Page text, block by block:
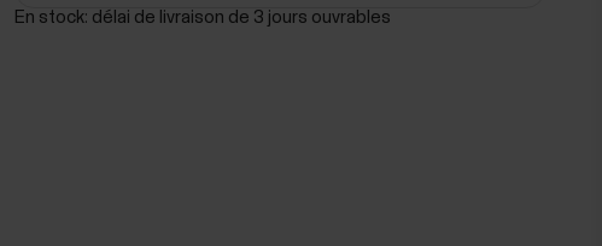
En stock: délai de livraison de 3 jours ouvrables